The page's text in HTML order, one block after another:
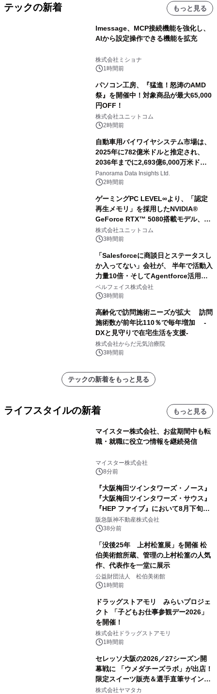
テックの新着 もっと見る
lmessage、MCP接続機能を強化し、
AIから設定操作できる機能を拡充
株式会社ミショナ
1時間前
パソコン工房、『猛進！怒涛のAMD
祭』を開催中！対象商品が最大65,000
円OFF！
株式会社ユニットコム
2時間前
自動車用バイワイヤシステム市場は、
2025年に782億米ドルと推定され、
2036年までに2,693億6,000万米ドル
に達すると予測されており、予測期間
（2026年～2036年）
Panorama Data Insights Ltd.
2時間前
ゲーミングPC LEVEL∞より、「認定
再生メモリ」を採用したNVIDIA®
GeForce RTX™ 5080搭載モデル、
NVIDIA® GeForce RTX™ 5070 Ti搭
載モデルを販売開始
株式会社ユニットコム
3時間前
「Salesforceに商談日とステータスし
か入ってない」会社が、 半年で活動入
力量10倍・そしてAgentforce活用へ
── 敷島住宅×bellSalesAI事例公開
ベルフェイス株式会社
3時間前
高齢化で訪問施術ニーズが拡大 訪問
施術数が前年比110％で毎年増加 -
DXと見守りで在宅生活を支援-
株式会社からだ元気治療院
3時間前
テックの新着をもっと見る
ライフスタイルの新着 もっと見る
マイスター株式会社、お盆期間中も転
職・就職に役立つ情報を継続発信
マイスター株式会社
8分前
『大阪梅田ツインタワーズ・ノース』
『大阪梅田ツインタワーズ・サウス』
『HEP ファイブ』において8月下旬か
ら 「オフサイト型コーポレートPPA」
による 再生可能エネルギー電力の使用
阪急阪神不動産株式会社
38分前
「没後25年 上村松篁展」を開催 松
伯美術館所蔵、管理の上村松篁の人気
作、代表作を一堂に展示
公益財団法人 松伯美術館
1時間前
ドラッグストアモリ みらいプロジェ
クト 「子どもお仕事参観デー2026」
を開催！
株式会社ドラッグストアモリ
1時間前
セレッソ大阪の2026／27シーズン開
幕戦に 「ウメダチーズラボ」が出店！
限定スイーツ販売＆選手直筆サイング
ッズが当たる抽選会を 8月8日に開催
株式会社ヤマタカ